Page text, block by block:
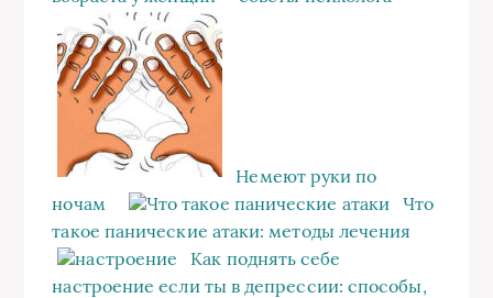
Немеют руки по
ночам
Что
такое панические атаки: методы лечения
Как поднять себе
настроение если ты в депрессии: способы,